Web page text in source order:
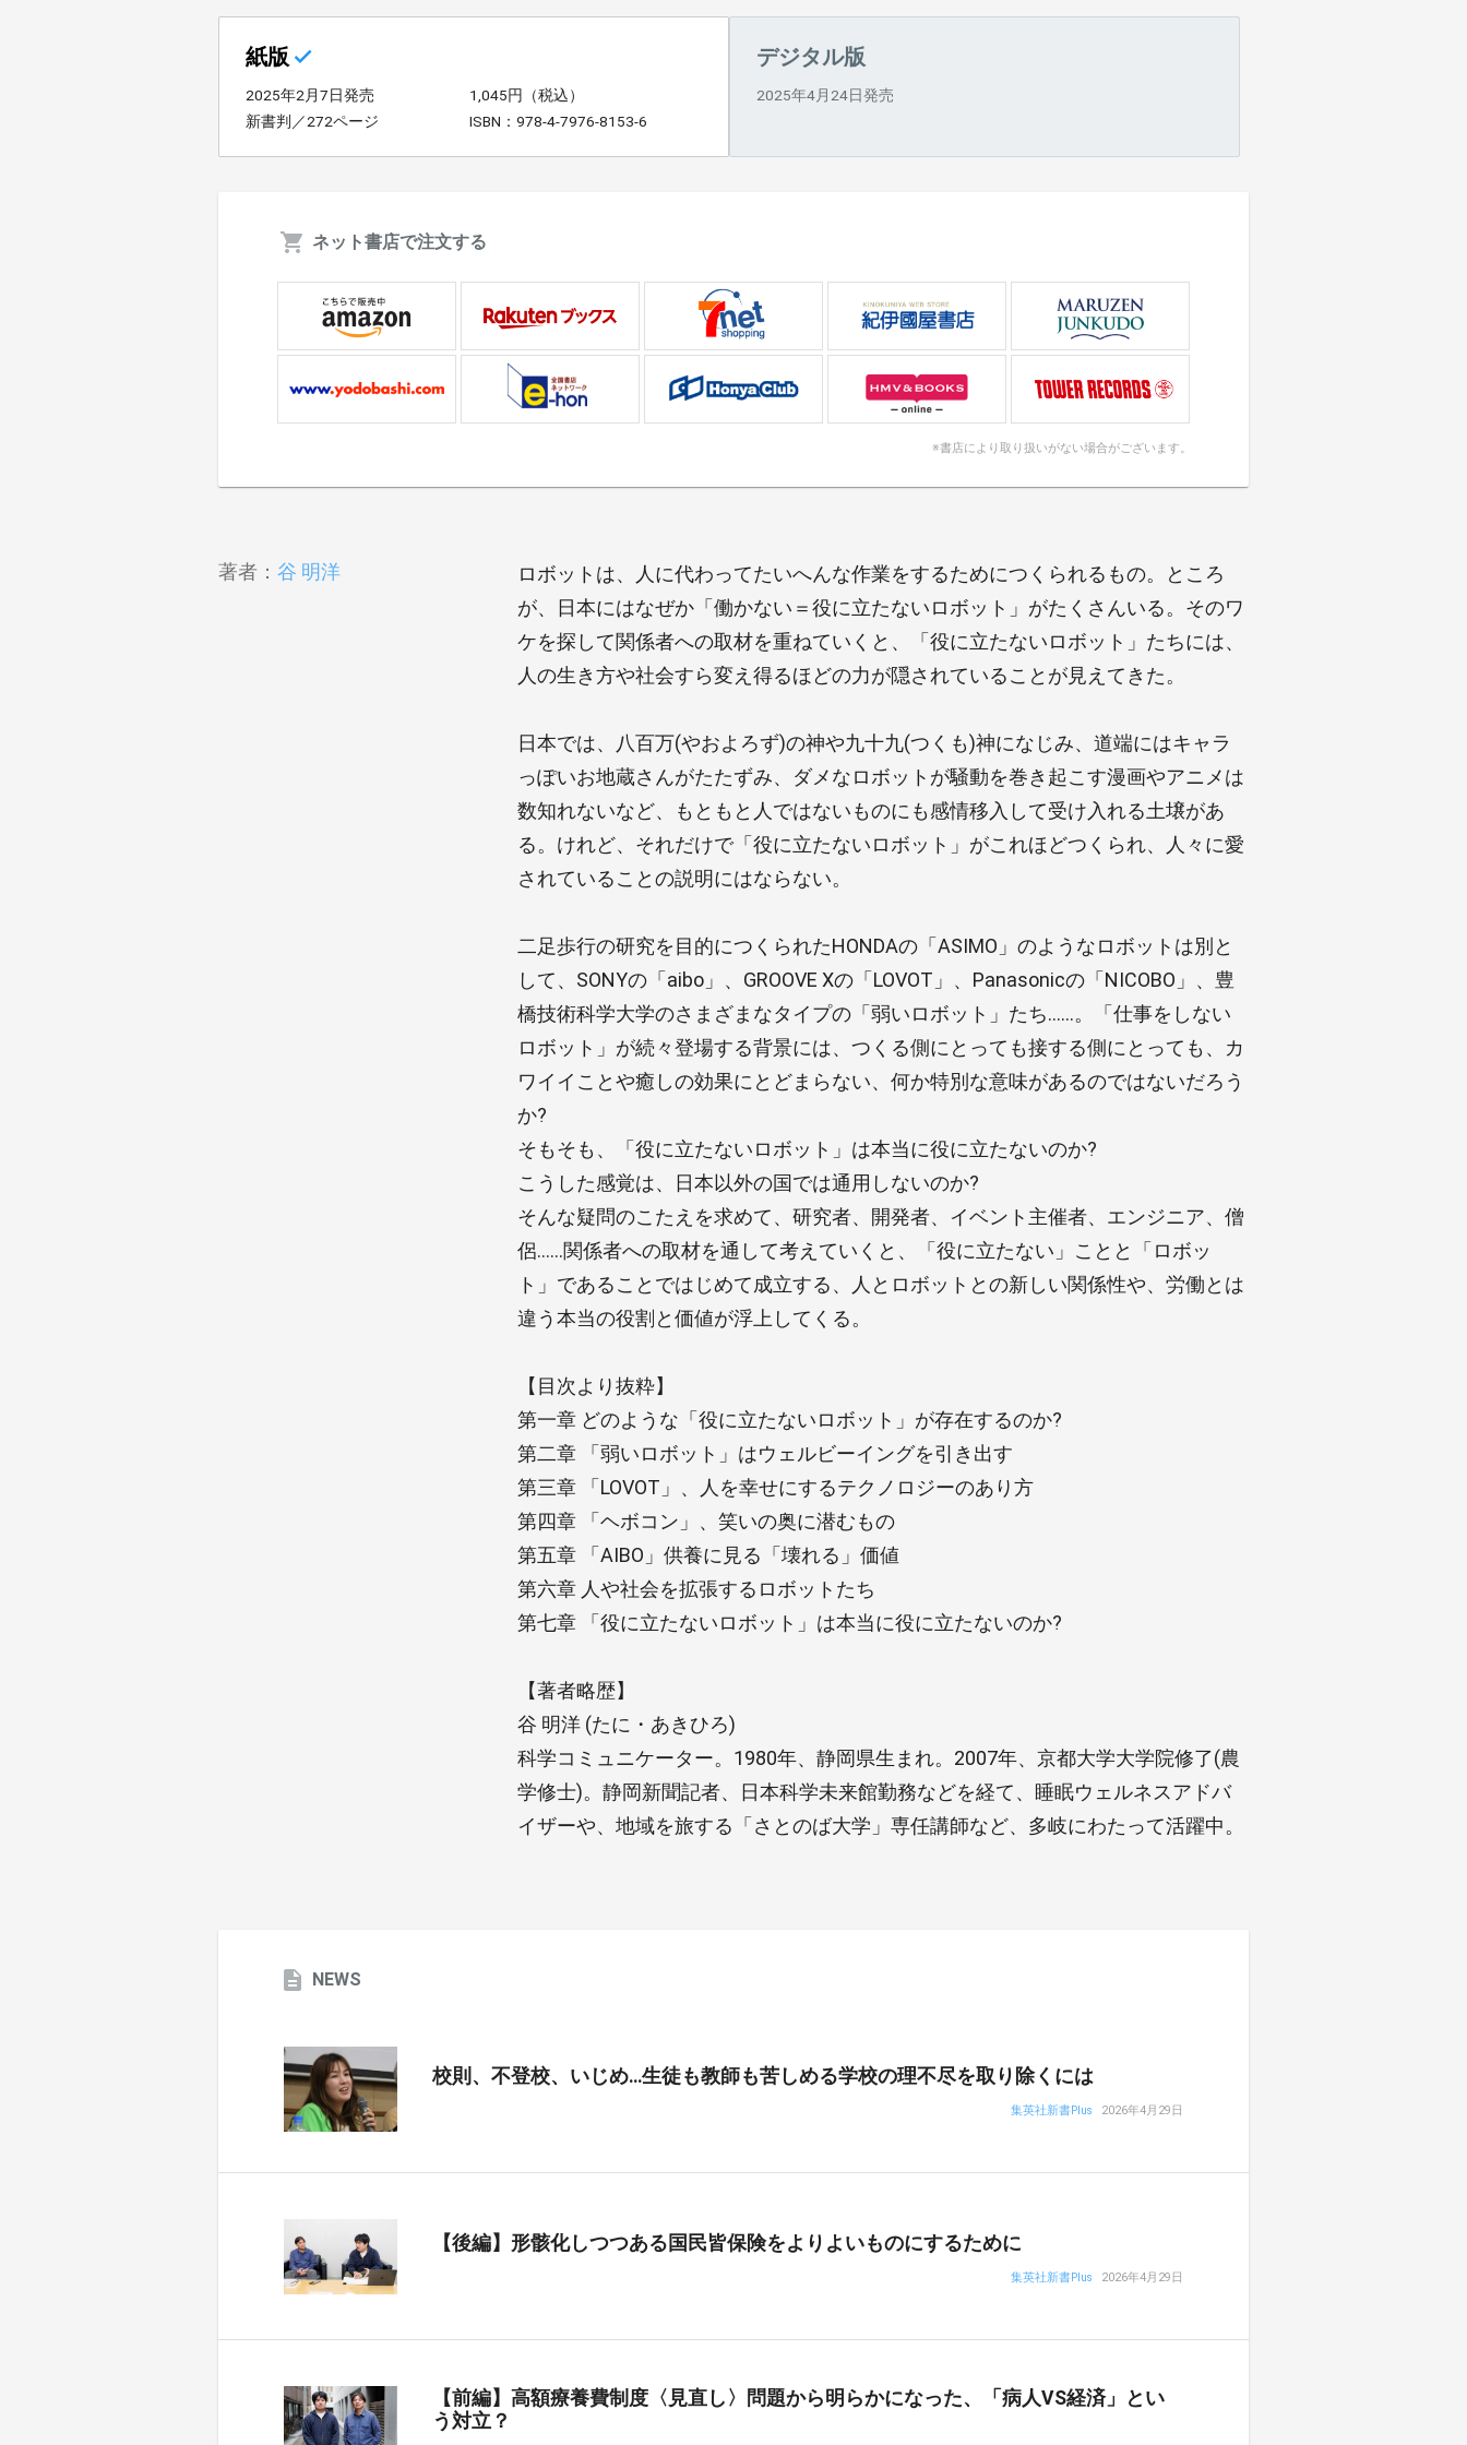
紙版
2025年2月7日発売
1,045円（税込）
新書判／272ページ
ISBN：978-4-7976-8153-6
デジタル版
2025年4月24日発売
ネット書店で注文する
※書店により取り扱いがない場合がございます。
著者： 谷 明洋
ロボットは、人に代わってたいへんな作業をするためにつくられるもの。ところ
が、日本にはなぜか「働かない＝役に立たないロボット」がたくさんいる。そのワ
ケを探して関係者への取材を重ねていくと、「役に立たないロボット」たちには、
人の生き方や社会すら変え得るほどの力が隠されていることが見えてきた。
日本では、八百万(やおよろず)の神や九十九(つくも)神になじみ、道端にはキャラ
っぽいお地蔵さんがたたずみ、ダメなロボットが騒動を巻き起こす漫画やアニメは
数知れないなど、もともと人ではないものにも感情移入して受け入れる土壌があ
る。けれど、それだけで「役に立たないロボット」がこれほどつくられ、人々に愛
されていることの説明にはならない。
二足歩行の研究を目的につくられたHONDAの「ASIMO」のようなロボットは別と
して、SONYの「aibo」、GROOVE Xの「LOVOT」、Panasonicの「NICOBO」、豊
橋技術科学大学のさまざまなタイプの「弱いロボット」たち……。「仕事をしない
ロボット」が続々登場する背景には、つくる側にとっても接する側にとっても、カ
ワイイことや癒しの効果にとどまらない、何か特別な意味があるのではないだろう
か?
そもそも、「役に立たないロボット」は本当に役に立たないのか?
こうした感覚は、日本以外の国では通用しないのか?
そんな疑問のこたえを求めて、研究者、開発者、イベント主催者、エンジニア、僧
侶……関係者への取材を通して考えていくと、「役に立たない」ことと「ロボッ
ト」であることではじめて成立する、人とロボットとの新しい関係性や、労働とは
違う本当の役割と価値が浮上してくる。
【目次より抜粋】
第一章 どのような「役に立たないロボット」が存在するのか?
第二章 「弱いロボット」はウェルビーイングを引き出す
第三章 「LOVOT」、人を幸せにするテクノロジーのあり方
第四章 「ヘボコン」、笑いの奥に潜むもの
第五章 「AIBO」供養に見る「壊れる」価値
第六章 人や社会を拡張するロボットたち
第七章 「役に立たないロボット」は本当に役に立たないのか?
【著者略歴】
谷 明洋 (たに・あきひろ)
科学コミュニケーター。1980年、静岡県生まれ。2007年、京都大学大学院修了(農
学修士)。静岡新聞記者、日本科学未来館勤務などを経て、睡眠ウェルネスアドバ
イザーや、地域を旅する「さとのば大学」専任講師など、多岐にわたって活躍中。
NEWS
校則、不登校、いじめ…生徒も教師も苦しめる学校の理不尽を取り除くには
集英社新書Plus 2026年4月29日
【後編】形骸化しつつある国民皆保険をよりよいものにするために
集英社新書Plus 2026年4月29日
【前編】高額療養費制度〈見直し〉問題から明らかになった、「病人VS経済」とい
う対立？